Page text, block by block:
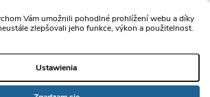
Vám umožnili pohodlné prohlížení webu a díky
zlepšovali jeho funkce, výkon a použitelnost.
Ustawienia